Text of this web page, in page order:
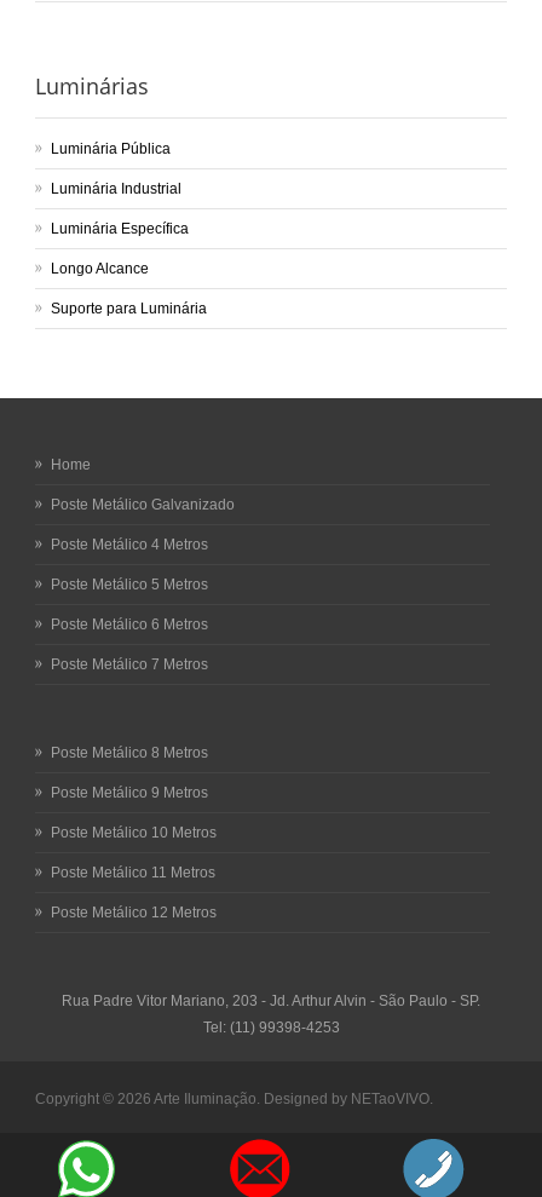
Luminárias
Luminária Pública
Luminária Industrial
Luminária Específica
Longo Alcance
Suporte para Luminária
Home
Poste Metálico Galvanizado
Poste Metálico 4 Metros
Poste Metálico 5 Metros
Poste Metálico 6 Metros
Poste Metálico 7 Metros
Poste Metálico 8 Metros
Poste Metálico 9 Metros
Poste Metálico 10 Metros
Poste Metálico 11 Metros
Poste Metálico 12 Metros
Rua Padre Vitor Mariano, 203 - Jd. Arthur Alvin - São Paulo - SP.
Tel: (11) 99398-4253
Copyright © 2026 Arte Iluminação. Designed by NETaoVIVO.